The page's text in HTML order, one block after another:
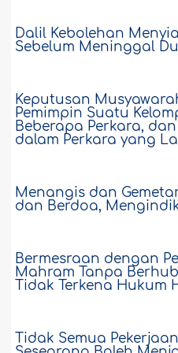
Dalil Kebolehan
Sebelum Meninggal
Keputusan
Pemimpin Suatu
Beberapa Perkara,
dalam Perkara yang
Menangis dan
dan Berdoa,
Bermesraan dengan
Mahram Tanpa
Tidak Terkena Hukum
Tidak Semua